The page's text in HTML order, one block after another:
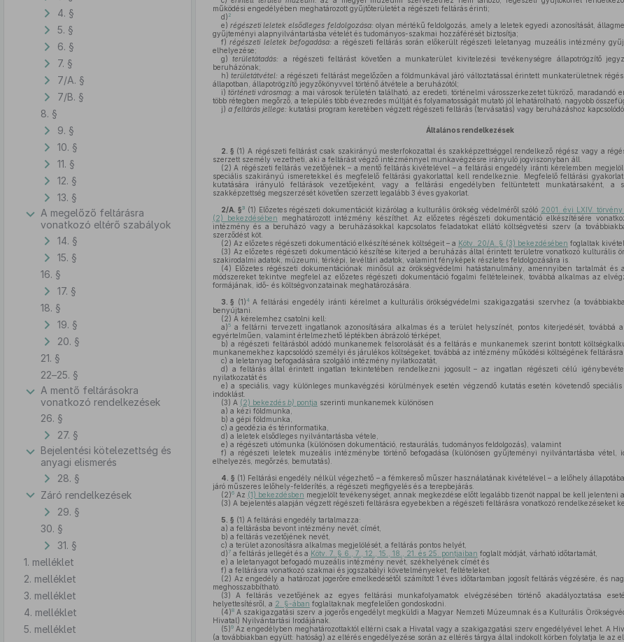
4. §
5. §
6. §
7. §
7/A. §
7/B. §
8. §
9. §
10. §
11. §
12. §
13. §
A megelőző feltárásra
vonatkozó eltérő szabályok
14. §
15. §
16. §
17. §
18. §
19. §
20. §
21. §
22–25. §
A mentő feltárásokra
vonatkozó rendelkezések
26. §
27. §
Bejelentési kötelezettség és
anyagi elismerés
28. §
Záró rendelkezések
29. §
30. §
31. §
1. melléklet
2. melléklet
3. melléklet
4. melléklet
5. melléklet
működési engedélyében meghatározott gyűjtőterületét a régészeti feltárás érinti;
d) 2
e) régészeti leletek elsődleges feldolgozása: olyan mértékű feldolgozás, amely a leletek egyedi azonosítását,
gyűjteményi alapnyilvántartásba vételét és tudományos-szakmai hozzáférését biztosítja;
f) régészeti leletek befogadása:a régészeti feltárás során előkerült régészeti leletanyag muzeális intézmény
elhelyezése;
g)
területátadás:a régészeti feltárást követően a munkaterület kivitelezési tevékenységre állapotrögzítő
beruházónak;
h) területátvétel: a régészeti feltárást megelőzően a földmunkával járó változtatással érintett munkaterületnek
állapotban, állapotrögzítő jegyzőkönyvvel történő átvétele a beruházótól;
i) történeti városmag:a mai városok területén található, az eredeti, történelmi városszerkezetet tükröző, maradandó
több rétegben megőrző, a település több évezredes múltját és folyamatosságát mutató jól lehatárolható, nagyobb
j) a feltárás jellege: kutatási program keretében végzett régészeti feltárás (tervásatás) vagy beruházáshoz
Általános rendelkezések
2. § (1) A régészeti feltárást csak szakirányú mesterfokozattal és szakképzettséggel rendelkező régész vagy a
szerzett személy vezetheti, aki a feltárást végző intézménnyel munkavégzésre irányuló jogviszonyban áll.
(2) A régészeti feltárás vezetőjének – a mentő feltárás kivételével – a feltárási engedély iránti kérelemben
speciális szakirányú ismeretekkel és megfelelő feltárási gyakorlattal kell rendelkeznie. Megfelelő feltárási
kutatására irányuló feltárások vezetőjeként, vagy a feltárási engedélyben feltüntetett munkatársaként, a
szakképzettség megszerzését követően szerzett legalább 3 éves gyakorlat.
2/A. §3 (1) Előzetes régészeti dokumentációt kizárólag a kulturális örökség védelméről szóló 2001. évi LXIV.
(2) bekezdésében meghatározott intézmény készíthet. Az előzetes régészeti dokumentáció elkészítésére
intézmény és a beruházó vagy a beruházásokkal kapcsolatos feladatokat ellátó költségvetési szerv (a
szerződést köt.
(2) Az előzetes régészeti dokumentáció elkészítésének költségeit – a Kötv. 20/A. § (3) bekezdésében foglaltak
(3) Az előzetes régészeti dokumentáció készítése kiterjed a beruházás által érintett területre vonatkozó kulturális
szakirodalmi adatok, múzeumi, térképi, levéltári adatok, valamint fényképek részletes feldolgozására is.
(4) Előzetes régészeti dokumentációnak minősül az örökségvédelmi hatástanulmány, amennyiben tartalmát és
módszereket tekintve megfelel az előzetes régészeti dokumentáció fogalmi feltételeinek, továbbá alkalmas az
formájának, idő- és költségvonzatainak meghatározására.
3. § (1)4A feltárási engedély iránti kérelmet a kulturális örökségvédelmi szakigazgatási szervhez (a
benyújtani.
(2) A kérelemhez csatolni kell:
a)5a feltárni tervezett ingatlanok azonosítására alkalmas és a terület helyszínét, pontos kiterjedését, továbbá
egyértelműen, valamint értelmezhető léptékben ábrázoló térképet,
b) a régészeti feltárásból adódó munkanemek felsorolását és a feltárás e munkanemek szerint bontott
munkanemekhez kapcsolódó személyi és járulékos költségeket, továbbá az intézmény működési költségének feltárásra
c) a leletanyag befogadására szolgáló intézmény nyilatkozatát,
d) a feltárás által érintett ingatlan tekintetében rendelkezni jogosult – az ingatlan régészeti célú
nyilatkozatát és
e) a speciális, vagy különleges munkavégzési körülmények esetén végzendő kutatás esetén követendő
indoklást.
(3) A (2) bekezdés b) pontja szerinti munkanemek különösen
a) a kézi földmunka,
b) a gépi földmunka,
c) a geodézia és térinformatika,
d) a leletek elsődleges nyilvántartásba vétele,
e) a régészeti utómunka (különösen dokumentáció, restaurálás, tudományos feldolgozás), valamint
f) a régészeti leletek muzeális intézménybe történő befogadása (különösen gyűjteményi nyilvántartásba vétel,
elhelyezés, megőrzés, bemutatás).
4. § (1) Feltárási engedély nélkül végezhető – a fémkereső műszer használatának kivételével – a lelőhely
járó műszeres lelőhely-felderítés, a régészeti megfigyelés és a terepbejárás.
(2)6Az (1) bekezdésben megjelölt tevékenységet, annak megkezdése előtt legalább tizenöt nappal be kell jelenteni
(3) A bejelentés alapján végzett régészeti feltárásra egyebekben a régészeti feltárásra vonatkozó rendelkezéseket
5. § (1) A feltárási engedély tartalmazza:
a) a feltárásba bevont intézmény nevét, címét,
b) a feltárás vezetőjének nevét,
c) a terület azonosításra alkalmas megjelölését, a feltárás pontos helyét,
d)7a feltárás jellegét és a Kötv. 7. § 6., 7., 12., 15., 18., 21. és 25. pontjaiban foglalt módját, várható időtartamát,
e) a leletanyagot befogadó muzeális intézmény nevét, székhelyének címét és
f) a feltárásra vonatkozó szakmai és jogszabályi követelményeket, feltételeket.
(2) Az engedély a határozat jogerőre emelkedésétől számított 1 éves időtartamban jogosít feltárás végzésére, és
meghosszabbítható.
(3) A feltárás vezetőjének az egyes feltárási munkafolyamatok elvégzésében történő akadályoztatása
helyettesítésről, a 2. §-ában foglaltaknak megfelelően gondoskodni.
(4)8A szakigazgatási szerv a jogerős engedélyt megküldi a Magyar Nemzeti Múzeumnak és a Kulturális
Hivatal) Nyilvántartási Irodájának.
(5)9Az engedélyben meghatározottaktól eltérni csak a Hivatal vagy a szakigazgatási szerv engedélyével lehet. A
(a továbbiakban együtt: hatóság) az eltérés engedélyezése során az eltérés tárgya által indokolt körben folytatja le az